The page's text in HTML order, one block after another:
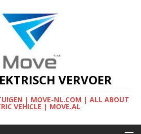
VERVOER
| MOVE-NL.COM | ALL ABOUT
VEHICLE | MOVE.AL